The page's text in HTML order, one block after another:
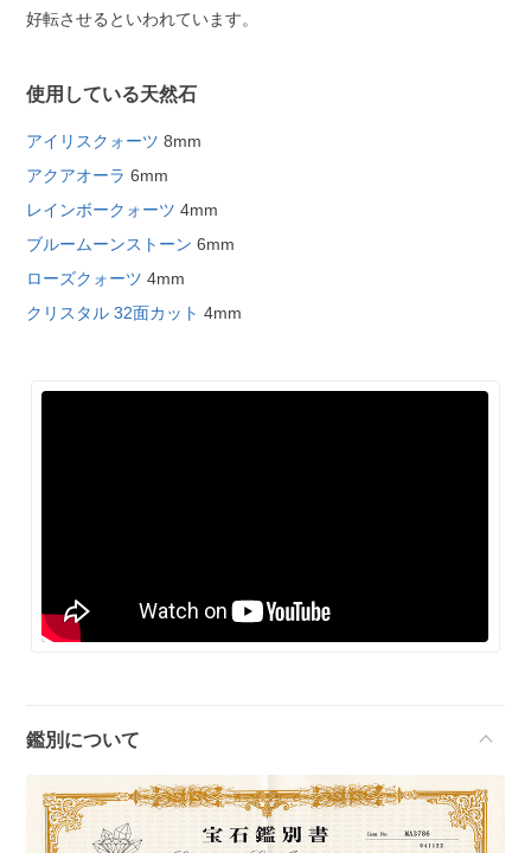
好転させるといわれています。
使用している天然石
アイリスクォーツ 8mm
アクアオーラ 6mm
レインボークォーツ 4mm
ブルームーンストーン 6mm
ローズクォーツ 4mm
クリスタル 32面カット 4mm
鑑別について